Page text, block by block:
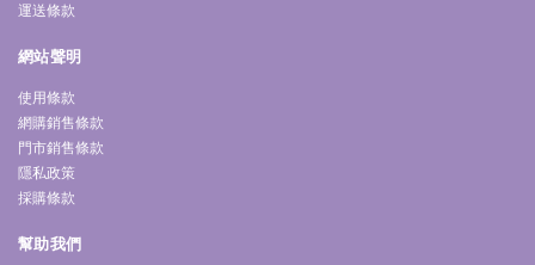
運送條款
網站聲明
使用條款
網購銷售條款
門市銷售條款
隱私政策
採購條款
幫助我們